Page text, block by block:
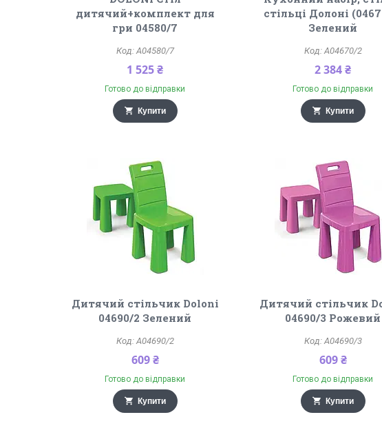
дитячий+комплект для
гри 04580/7
A04580/7
1 525 ₴
Готово до відправки
Купити
стільці Долоні
Зелений
A04670/2
2 384 ₴
Готово до відправки
Купити
Дитячий стільчик Doloni
04690/2 Зелений
A04690/2
609 ₴
Готово до відправки
Купити
Дитячий стільчик
04690/3 Рожевий
A04690/3
609 ₴
Готово до відправки
Купити